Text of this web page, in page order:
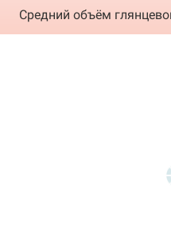
Средний объём